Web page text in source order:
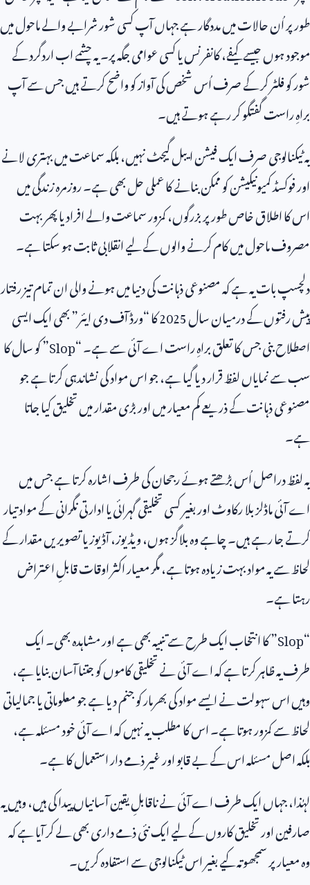
طور پر اُن حالات میں مددگار ہے جہاں آپ کسی شور شرابے والے ماحول میں
موجود ہوں جیسے کیفے، کانفرنس یا کسی عوامی جگہ پر۔ یہ چشمے اب اردگرد کے
شور کو فلٹر کر کے صرف اُس شخص کی آواز کو واضح کرتے ہیں جس سے آپ
براہِ راست گفتگو کر رہے ہوتے ہیں۔
یہ ٹیکنالوجی صرف ایک فیشن ایبل گیجٹ نہیں، بلکہ سماعت میں بہتری لانے
اور فوکسڈ کمیونیکیشن کو ممکن بنانے کا عملی حل بھی ہے۔ روزمرہ زندگی میں
اس کا اطلاق خاص طور پر بزرگوں، کمزور سماعت والے افراد یا پھر بہت
مصروف ماحول میں کام کرنے والوں کے لیے انقلابی ثابت ہو سکتا ہے۔
دلچسپ بات یہ ہے کہ مصنوعی ذہانت کی دنیا میں ہونے والی ان تمام تیز رفتار
پیش رفتوں کے درمیان سال2025کا “ورڈ آف دی ایئر” بھی ایک ایسی
اصطلاح بنی جس کا تعلق براہِ راست اے آئی سے ہے۔ “Slop” کو سال کا
سب سے نمایاں لفظ قرار دیا گیا ہے، جو اس مواد کی نشاندہی کرتا ہے جو
مصنوعی ذہانت کے ذریعے کم معیار میں اور بڑی مقدار میں تخلیق کیا جاتا
ہے۔
یہ لفظ دراصل اُس بڑھتے ہوئے رجحان کی طرف اشارہ کرتا ہے جس میں
اے آئی ماڈلز بلا رکاوٹ اور بغیر کسی تخلیقی گہرائی یا ادارتی نگرانی کے مواد تیار
کرتے جا رہے ہیں۔ چاہے وہ بلاگز ہوں، ویڈیوز، آڈیوز یا تصویریں مقدار کے
لحاظ سے یہ مواد بہت زیادہ ہوتا ہے، مگر معیار اکثر اوقات قابلِ اعتراض
رہتا ہے۔
“
Slop” کا انتخاب ایک طرح سے تنبیہ بھی ہے اور مشاہدہ بھی۔ ایک
طرف یہ ظاہر کرتا ہے کہ اے آئی نے تخلیقی کاموں کو جتنا آسان بنایا ہے،
وہیں اس سہولت نے ایسے مواد کی بھرمار کو جنم دیا ہے جو معلوماتی یا جمالیاتی
لحاظ سے کمزور ہوتا ہے۔ اس کا مطلب یہ نہیں کہ اے آئی خود مسئلہ ہے،
بلکہ اصل مسئلہ اس کے بے قابو اور غیر ذمے دار استعمال کا ہے۔
لہٰذا، جہاں ایک طرف اے آئی نے ناقابلِ یقین آسانیاں پیدا کی ہیں، وہیں یہ
صارفین اور تخلیق کاروں کے لیے ایک نئی ذمے داری بھی لے کر آیا ہے کہ
وہ معیار پر سمجھوتہ کیے بغیر اس ٹیکنالوجی سے استفادہ کریں۔